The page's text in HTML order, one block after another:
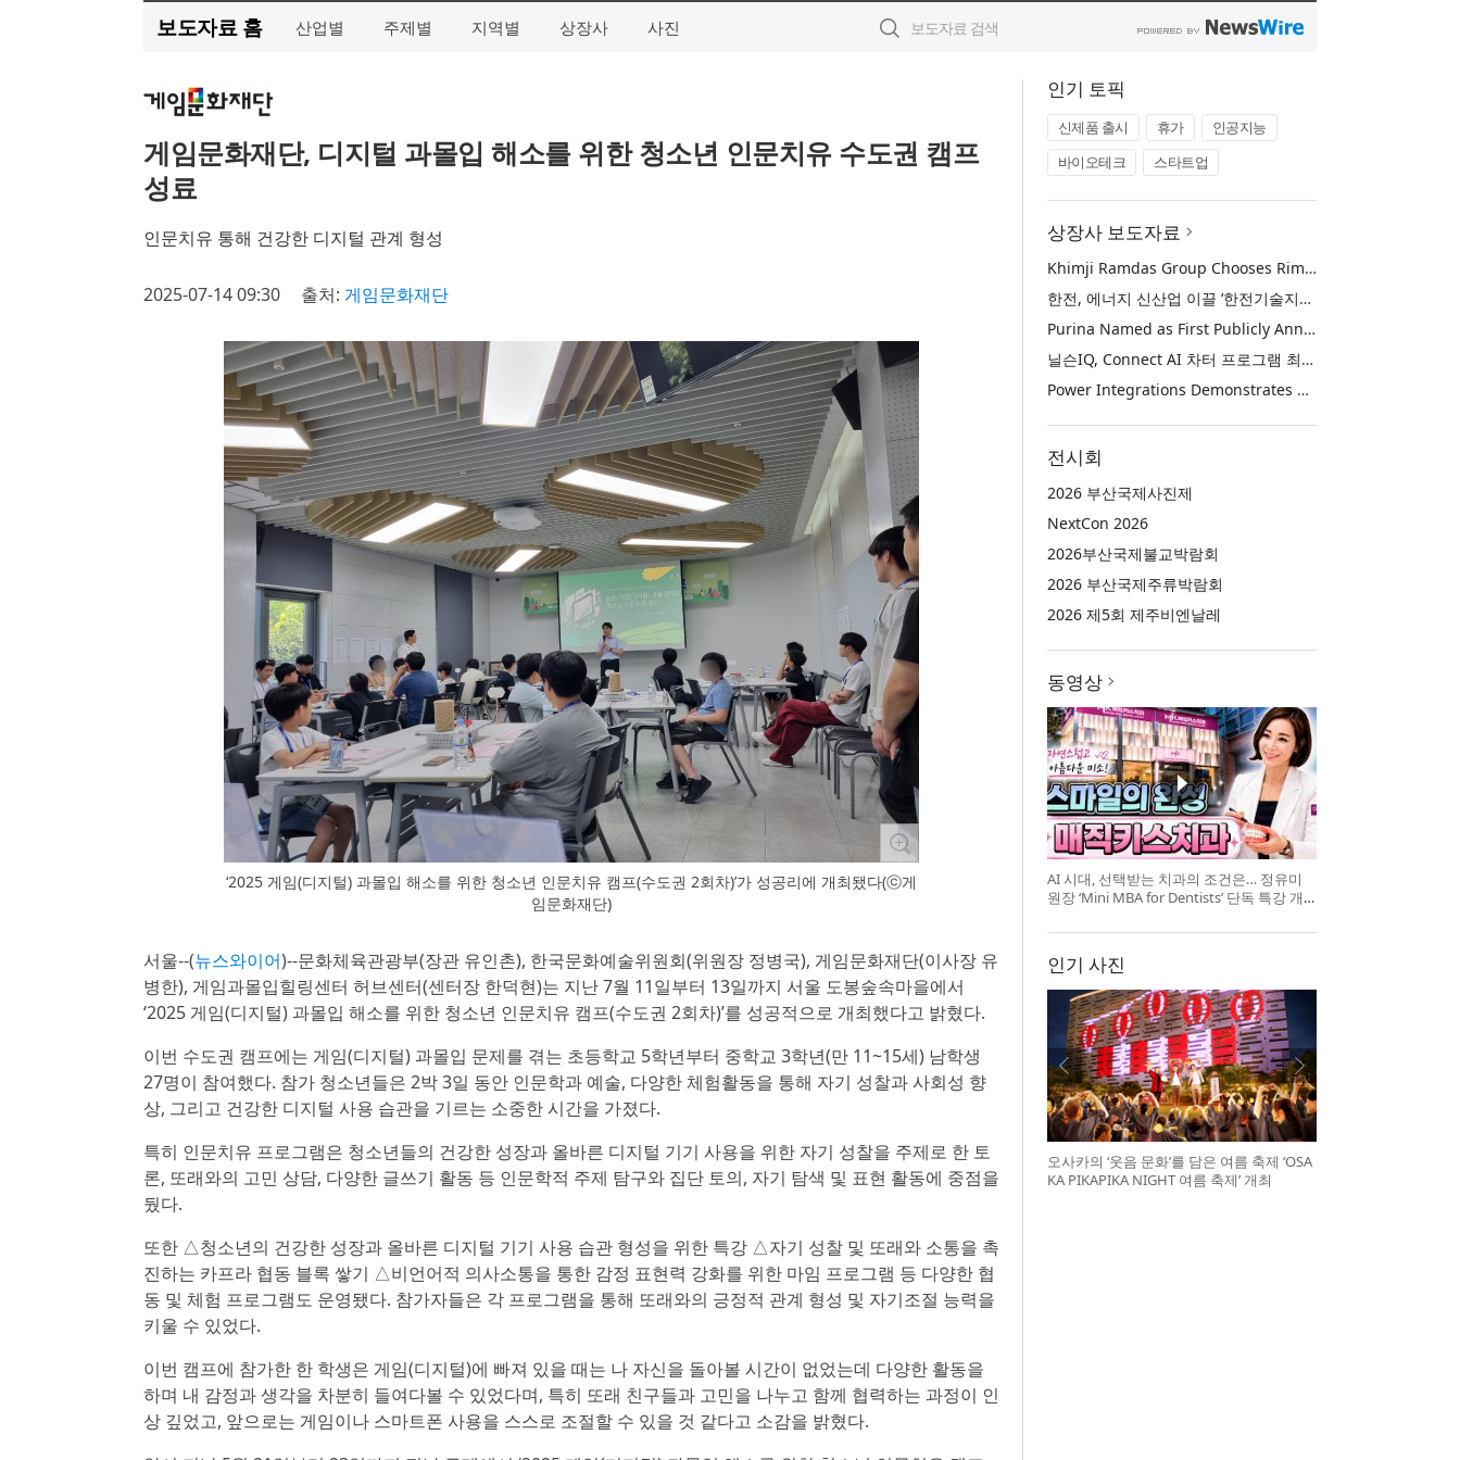
보도자료 홈 산업별 주제별 지역별 상장사 사진
게임문화재단, 디지털 과몰입 해소를 위한 청소년 인문치유 수도권 캠프
성료
인문치유 통해 건강한 디지털 관계 형성
2025-07-14 09:30 출처: 게임문화재단
‘2025 게임(디지털) 과몰입 해소를 위한 청소년 인문치유 캠프(수도권 2회차)’가 성공리에 개최됐다(ⓒ게
임문화재단)
서울--(뉴스와이어)--문화체육관광부(장관 유인촌), 한국문화예술위원회(위원장 정병국), 게임문화재단(이사장 유
병한), 게임과몰입힐링센터 허브센터(센터장 한덕현)는 지난 7월 11일부터 13일까지 서울 도봉숲속마을에서
‘2025 게임(디지털) 과몰입 해소를 위한 청소년 인문치유 캠프(수도권 2회차)’를 성공적으로 개최했다고 밝혔다.
이번 수도권 캠프에는 게임(디지털) 과몰입 문제를 겪는 초등학교 5학년부터 중학교 3학년(만 11~15세) 남학생
27명이 참여했다. 참가 청소년들은 2박 3일 동안 인문학과 예술, 다양한 체험활동을 통해 자기 성찰과 사회성 향
상, 그리고 건강한 디지털 사용 습관을 기르는 소중한 시간을 가졌다.
특히 인문치유 프로그램은 청소년들의 건강한 성장과 올바른 디지털 기기 사용을 위한 자기 성찰을 주제로 한 토
론, 또래와의 고민 상담, 다양한 글쓰기 활동 등 인문학적 주제 탐구와 집단 토의, 자기 탐색 및 표현 활동에 중점을
뒀다.
또한 △청소년의 건강한 성장과 올바른 디지털 기기 사용 습관 형성을 위한 특강 △자기 성찰 및 또래와 소통을 촉
진하는 카프라 협동 블록 쌓기 △비언어적 의사소통을 통한 감정 표현력 강화를 위한 마임 프로그램 등 다양한 협
동 및 체험 프로그램도 운영됐다. 참가자들은 각 프로그램을 통해 또래와의 긍정적 관계 형성 및 자기조절 능력을
키울 수 있었다.
이번 캠프에 참가한 한 학생은 게임(디지털)에 빠져 있을 때는 나 자신을 돌아볼 시간이 없었는데 다양한 활동을
하며 내 감정과 생각을 차분히 들여다볼 수 있었다며, 특히 또래 친구들과 고민을 나누고 함께 협력하는 과정이 인
상 깊었고, 앞으로는 게임이나 스마트폰 사용을 스스로 조절할 수 있을 것 같다고 소감을 밝혔다.
인기 토픽
신제품 출시 휴가
인공지능
바이오테크
스타트업
상장사 보도자료
Khimji Ramdas Group Chooses Rimini Street to Reduce SAP Support Costs, Protect 700+ Customizations and Reinvest Savings in Innovation
한전, 에너지 신산업 이끌 ‘한전기술지주’ 공식 출범
Purina Named as First Publicly Announced NIQ ConnectAI Charter Client
닐슨IQ, Connect AI 차터 프로그램 최초 고객사 ‘퓨리나’ 선정
Power Integrations Demonstrates World’s First 2200 V GaN Technology for Next-Era High-Voltage Power Systems
전시회
2026 부산국제사진제
NextCon 2026
2026부산국제불교박람회
2026 부산국제주류박람회
2026 제5회 제주비엔날레
동영상
AI 시대, 선택받는 치과의 조건은… 정유미
원장 ‘Mini MBA for Dentists’ 단독 특강 개
인기 사진
오사카의 ‘웃음 문화’를 담은 여름 축제 ‘OSA
KA PIKAPIKA NIGHT 여름 축제’ 개최